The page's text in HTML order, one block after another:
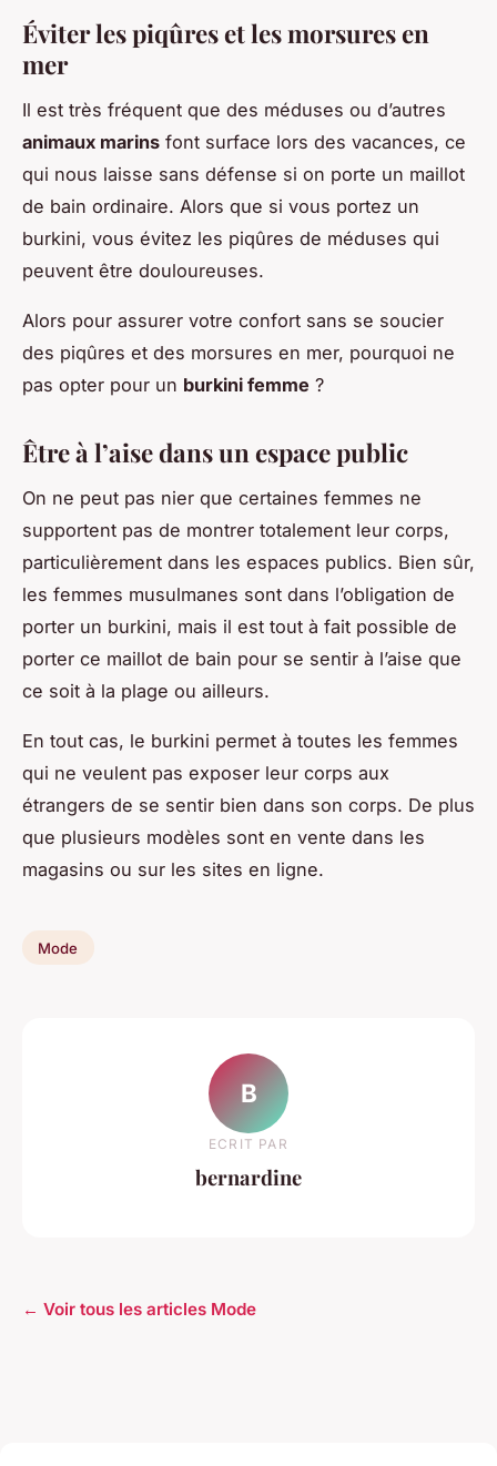
Éviter les piqûres et les morsures en
mer
Il est très fréquent que des méduses ou d’autres
animaux marins font surface lors des vacances, ce
qui nous laisse sans défense si on porte un maillot
de bain ordinaire. Alors que si vous portez un
burkini, vous évitez les piqûres de méduses qui
peuvent être douloureuses.
Alors pour assurer votre confort sans se soucier
des piqûres et des morsures en mer, pourquoi ne
pas opter pour un burkini femme ?
Être à l’aise dans un espace public
On ne peut pas nier que certaines femmes ne
supportent pas de montrer totalement leur corps,
particulièrement dans les espaces publics. Bien sûr,
les femmes musulmanes sont dans l’obligation de
porter un burkini, mais il est tout à fait possible de
porter ce maillot de bain pour se sentir à l’aise que
ce soit à la plage ou ailleurs.
En tout cas, le burkini permet à toutes les femmes
qui ne veulent pas exposer leur corps aux
étrangers de se sentir bien dans son corps. De plus
que plusieurs modèles sont en vente dans les
magasins ou sur les sites en ligne.
Mode
B
ECRIT PAR
bernardine
← Voir tous les articles Mode